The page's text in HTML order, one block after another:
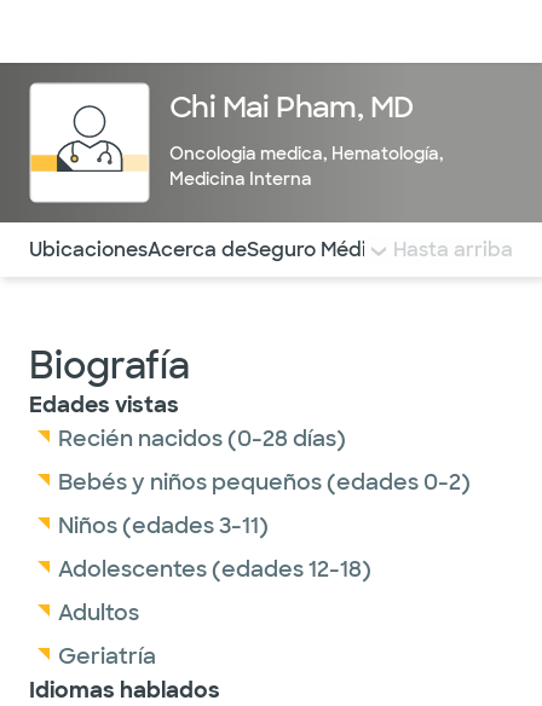
Chi Mai Pham, MD
Oncologia medica, Hematología,
Medicina Interna
Utilice esta navegación para saltar rápidamente a
UbicacionesAcerca deSeguro Médico COMENTARIOS
Hasta arriba
Biografía
Edades vistas
Recién nacidos (0-28 días)
Bebés y niños pequeños (edades 0-2)
Niños (edades 3-11)
Adolescentes (edades 12-18)
Adultos
Geriatría
Idiomas hablados